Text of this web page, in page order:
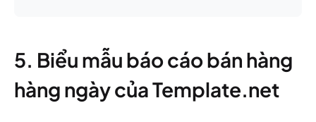
5. Biểu mẫu báo cáo bán hàng
hàng ngày của Template.net